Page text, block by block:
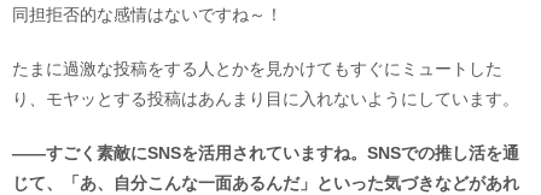
同担拒否的な感情はないですね～！
たまに過激な投稿をする人とかを見かけてもすぐにミュートした
り、モヤッとする投稿はあんまり目に入れないようにしています。
――すごく素敵にSNSを活用されていますね。SNSでの推し活を通
じて、「あ、自分こんな一面あるんだ」といった気づきなどがあれ